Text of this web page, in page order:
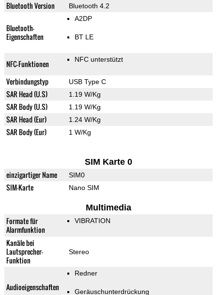
Bluetooth Version Bluetooth 4.2
Bluetooth-
Eigenschaften
A2DP
BT LE
NFC-Funktionen NFC unterstützt
Verbindungstyp USB Type C
SAR Head (U.S) 1.19 W/Kg
SAR Body (U.S) 1.19 W/Kg
SAR Head (Eur) 1.24 W/Kg
SAR Body (Eur) 1 W/Kg
SIM Karte 0
einzigartiger Name SIM0
SIM-Karte Nano SIM
Multimedia
Formate für
Alarmfunktion
VIBRATION
Kanäle bei
Lautsprecher-
Funktion
Stereo
Audioeigenschaften
Redner
Geräuschunterdrückung